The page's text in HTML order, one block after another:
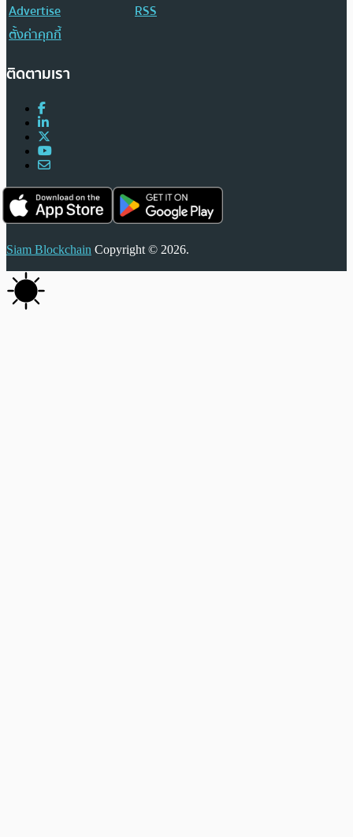
Advertise
RSS
ตั้งค่าคุกกี้
ติดตามเรา
Siam Blockchain Copyright © 2026.